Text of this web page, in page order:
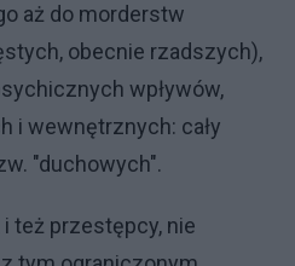
aż do morderstw
obecnie rzadszych),
wpływów,
i wewnętrznych: cały
"duchowych".
też przestępcy, nie